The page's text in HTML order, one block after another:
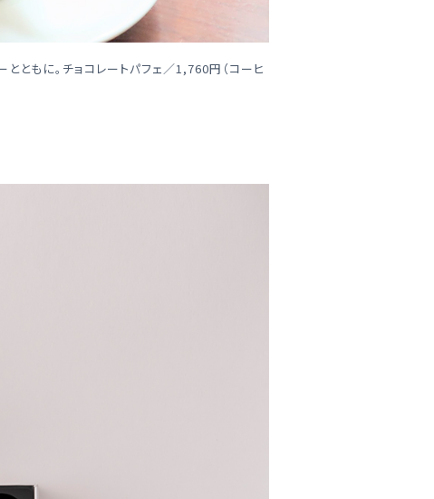
ともに。チョコレートパフェ／1,760円（コーヒ